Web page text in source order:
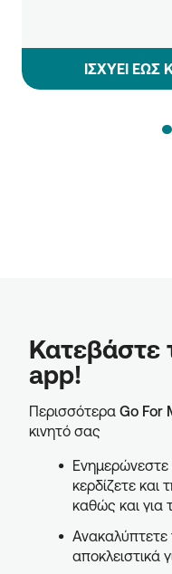
ΙΣΧΥΕΙ ΕΩΣ
Κατεβάστε
app!
Περισσότερα Go For
κινητό σας
Ενημερώνεστε
κερδίζετε και
καθώς και για
αποκλειστικά